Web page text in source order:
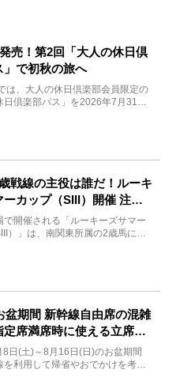
売！第2回「大人の休日倶
」で初秋の旅へ
は、大人の休日倶楽部会員限定の
日倶楽部パス」を2026年7月31日
戦線の主役は誰だ！ルーキ
ーカップ（SIII）開催 注目
ころをチェック
で開催される「ルーキーズサマー
）」は、南関東所属の2歳馬によ
盆期間 新幹線自由席の混雑
定席満席時に使える立席特
説
日(土)～8月16日(日)のお盆期間
を利用して帰省やおでかけを考え